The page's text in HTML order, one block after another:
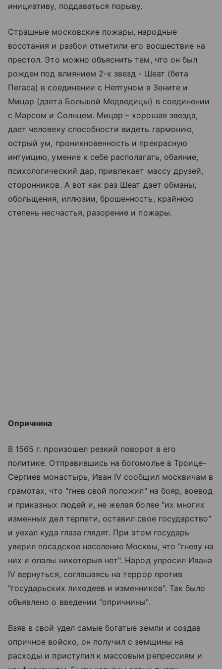
инициативу, поддаваться порыву.
Страшные московские пожары, народные
восстания и разбои отметили его восшествие на
престол. Это можно объяснить тем, что он был
рожден под влиянием 2-х звезд - Шеат (бета
Пегаса) в соединении с Нептуном в Зените и
Мицар (дзета Большой Медведицы) в соединении
с Марсом и Солнцем. Мицар – хорошая звезда,
дает человеку способности видеть гармонию,
острый ум, проникновенность и прекрасную
интуицию, умение к себе располагать, обаяние,
психологический дар, привлекает массу друзей,
сторонников. А вот как раз Шеат дает обманы,
обольщения, иллюзии, брошенность, крайнюю
степень несчастья, разорение и пожары.
Опричнина
В 1565 г. произошел резкий поворот в его
политике. Отправившись на богомолье в Троице-
Сергиев монастырь, Иван IV сообщил москвичам в
грамотах, что "гнев свой положил" на бояр, воевод
и приказных людей и, не желая более "их многих
изменных дел терпети, оставил свое государство"
и уехал куда глаза глядят. При этом государь
уверил посадское население Москвы, что "гневу на
них и опалы никоторыя нет". Народ упросил Ивана
IV вернуться, соглашаясь на террор против
"государьских лиходеев и изменников". Так было
объявлено о введении "опричнины".
Взяв в свой удел самые богатые земли и создав
опричное войско, он получил с земщины на
расходы и приступил к массовым репрессиям и